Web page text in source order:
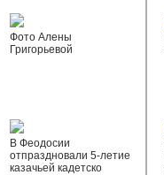
Фото Алены
Григорьевой
В Феодосии
отпраздновали 5-летие
казачьей кадетско